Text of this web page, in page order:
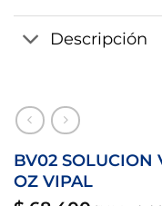
Descripción
BV02 SOLUCION
OZ VIPAL